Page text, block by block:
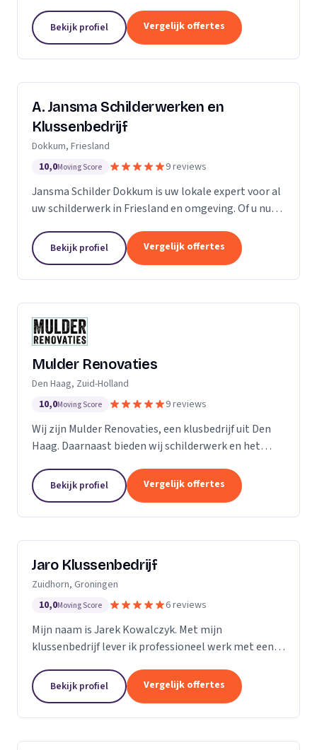
ons onderscheiden door onze expertise en
toewijding aan...
Bekijk profiel Vergelijk offertes
A. Jansma Schilderwerken en
Klussenbedrijf
Dokkum, Friesland
10,0Moving Score 9 reviews
Jansma Schilder Dokkum is uw lokale expert voor al
uw schilderwerk in Friesland en omgeving. Of u nu
van de vorige bewoners van uw nieuwe huis...
Bekijk profiel Vergelijk offertes
Mulder Renovaties
Den Haag, Zuid-Holland
10,0Moving Score 9 reviews
Wij zijn Mulder Renovaties, een klusbedrijf uit Den
Haag. Daarnaast bieden wij schilderwerk en het
Bekijk profiel Vergelijk offertes
Jaro Klussenbedrijf
Zuidhorn, Groningen
10,0Moving Score 6 reviews
Mijn naam is Jarek Kowalczyk. Met mijn
klussenbedrijf lever ik professioneel werk met een
woning of bedrijfspand binnen enkele dagen
geregeld? Ik...
Bekijk profiel Vergelijk offertes